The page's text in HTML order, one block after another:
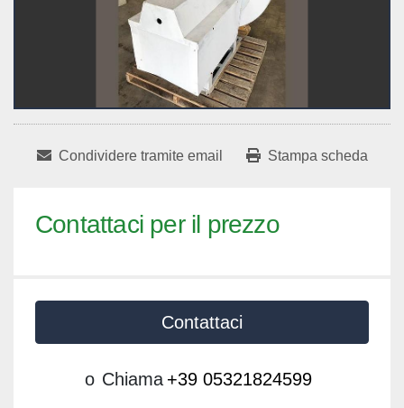
Condividere tramite email Stampa scheda
Contattaci per il prezzo
Contattaci
o Chiama +39 05321824599